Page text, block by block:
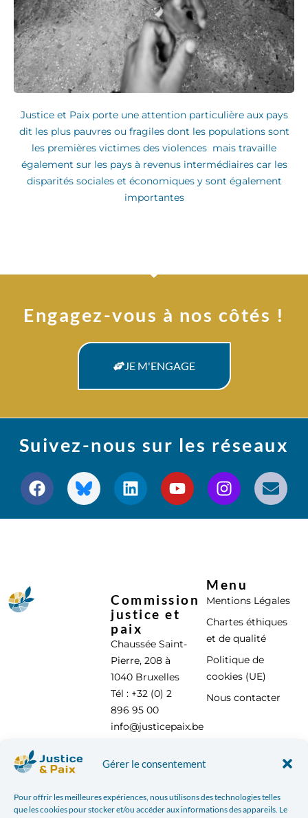
Gérer le consentement
Pour offrir les meilleures expériences, nous utilisons des technologies telles
que les cookies pour stocker et/ou accéder aux informations des appareils. Le
Justice et Paix porte une attention particulière aux pays
dit les plus pauvres ou fragiles dont les populations sont
les premières victimes des violences mais travaille
également sur les pays à revenus intermédiaires car les
disparités sociales et économiques y sont également
importantes
Engagez-vous à nos côtés !
JE M'ENGAGE
Suivez-nous sur les réseaux
Commission
justice et
paix
Chaussée Saint-
Pierre, 208 à
1040 Bruxelles
Tél : +32 (0) 2
896 95 00
info@justicepaix.be
Menu
Mentions Légales
Chartes éthiques
et de qualité
Politique de
cookies (UE)
Nous contacter